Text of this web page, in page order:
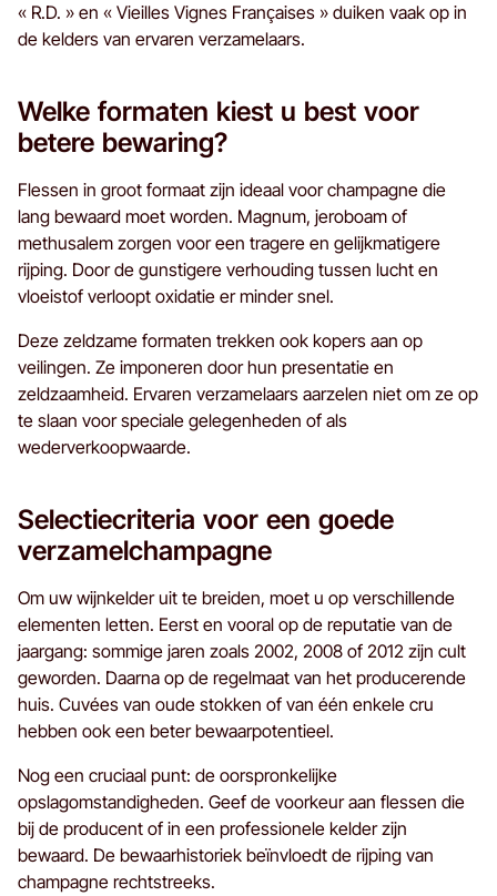
« R.D. » en « Vieilles Vignes Françaises » duiken vaak op in
de kelders van ervaren verzamelaars.
Welke formaten kiest u best voor
betere bewaring?
Flessen in groot formaat zijn ideaal voor champagne die
lang bewaard moet worden. Magnum, jeroboam of
methusalem zorgen voor een tragere en gelijkmatigere
rijping. Door de gunstigere verhouding tussen lucht en
vloeistof verloopt oxidatie er minder snel.
Deze zeldzame formaten trekken ook kopers aan op
veilingen. Ze imponeren door hun presentatie en
zeldzaamheid. Ervaren verzamelaars aarzelen niet om ze op
te slaan voor speciale gelegenheden of als
wederverkoopwaarde.
Selectiecriteria voor een goede
verzamelchampagne
Om uw wijnkelder uit te breiden, moet u op verschillende
elementen letten. Eerst en vooral op de reputatie van de
jaargang: sommige jaren zoals 2002, 2008 of 2012 zijn cult
geworden. Daarna op de regelmaat van het producerende
huis. Cuvées van oude stokken of van één enkele cru
hebben ook een beter bewaarpotentieel.
Nog een cruciaal punt: de oorspronkelijke
opslagomstandigheden. Geef de voorkeur aan flessen die
bij de producent of in een professionele kelder zijn
bewaard. De bewaarhistoriek beïnvloedt de rijping van
champagne rechtstreeks.